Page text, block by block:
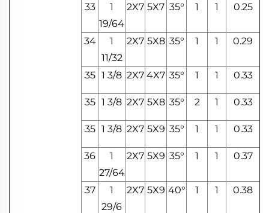
33
1
19/64
2X7 5X7 35° 1 1 0.25
34
1
11/32
2X7 5X8 35° 1 1 0.29
35 1 3/8 2X7 4X7 35° 1 1 0.33
35 1 3/8 2X7 5X8 35° 2 1 0.33
35 1 3/8 2X7 5X9 35° 1 1 0.33
36
1
27/64
2X7 5X9 35° 1 1 0.37
37
1
29/6
2X7 5X9 40° 1 1 0.38